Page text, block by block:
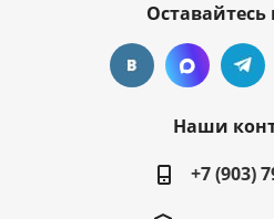
Оставайтесь
Наши
+7 (903)